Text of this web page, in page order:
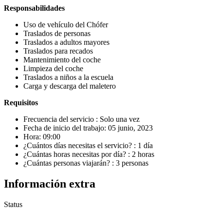
Responsabilidades
Uso de vehículo del Chófer
Traslados de personas
Traslados a adultos mayores
Traslados para recados
Mantenimiento del coche
Limpieza del coche
Traslados a niños a la escuela
Carga y descarga del maletero
Requisitos
Frecuencia del servicio : Solo una vez
Fecha de inicio del trabajo: 05 junio, 2023
Hora: 09:00
¿Cuántos días necesitas el servicio? : 1 día
¿Cuántas horas necesitas por día? : 2 horas
¿Cuántas personas viajarán? : 3 personas
Información extra
Status